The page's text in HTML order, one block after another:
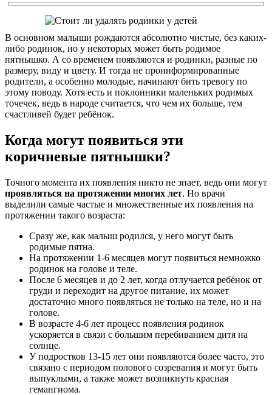
В основном малыши рождаются абсолютно чистые, без каких-
либо родинок, но у некоторых может быть родимое
пятнышко. А со временем появляются и родинки, разные по
размеру, виду и цвету. И тогда не проинформированные
родители, а особенно молодые, начинают бить тревогу по
этому поводу. Хотя есть и поклонники маленьких родимых
точечек, ведь в народе считается, что чем их больше, тем
счастливей будет ребёнок.
Когда могут появиться эти
коричневые пятнышки?
Точного момента их появления никто не знает, ведь они могут
проявляться на протяжении многих лет. Но врачи
выделили самые частые и множественные их появления на
протяжении такого возраста:
Сразу же, как малыш родился, у него могут быть
родимые пятна.
На протяжении 1-6 месяцев могут появиться немножко
родинок на голове и теле.
После 6 месяцев и до 2 лет, когда отлучается ребёнок от
груди и переходит на другое питание, их может
достаточно много появляться не только на теле, но и на
голове.
В возрасте 4-6 лет процесс появления родинок
ускоряется в связи с большим перебиванием дитя на
солнце.
У подростков 13-15 лет они появляются более часто, это
связано с периодом полового созревания и могут быть
выпуклыми, а также может возникнуть красная
гемангиома.